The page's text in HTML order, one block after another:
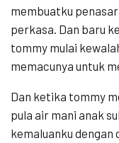
membuatku
perkasa. Dan baru
tommy mulai
memacunya untuk
Dan ketika tommy
pula air mani anak
kemaluanku dengan